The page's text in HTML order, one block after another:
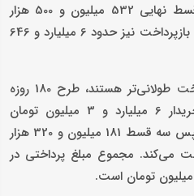
میلیون تومان می‌رسد و مبلغ قسط نهایی 532 میلیون و 500 هزار
تومان تعیین شده است. مجموع بازپرداخت نیز حدود 6 میلیارد و 646
برای افرادی که به دنبال بازپرداخت طولانی‌تر هستند، طرح 180 روزه
نیز وجود دارد. در این روش خریدار 6 میلیارد و 3 میلیون تومان
پیش‌پرداخت انجام می‌دهد و سپس سه قسط 181 میلیون و 320 هزار
می‌کند. مجموع مبلغ پرداختی در